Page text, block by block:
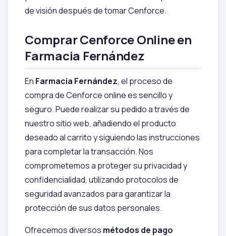
de visión después de tomar Cenforce.
Comprar Cenforce Online en
Farmacia Fernández
En Farmacia Fernández, el proceso de
compra de Cenforce online es sencillo y
seguro. Puede realizar su pedido a través de
nuestro sitio web, añadiendo el producto
deseado al carrito y siguiendo las instrucciones
para completar la transacción. Nos
comprometemos a proteger su privacidad y
confidencialidad, utilizando protocolos de
seguridad avanzados para garantizar la
protección de sus datos personales.
Ofrecemos diversos métodos de pago